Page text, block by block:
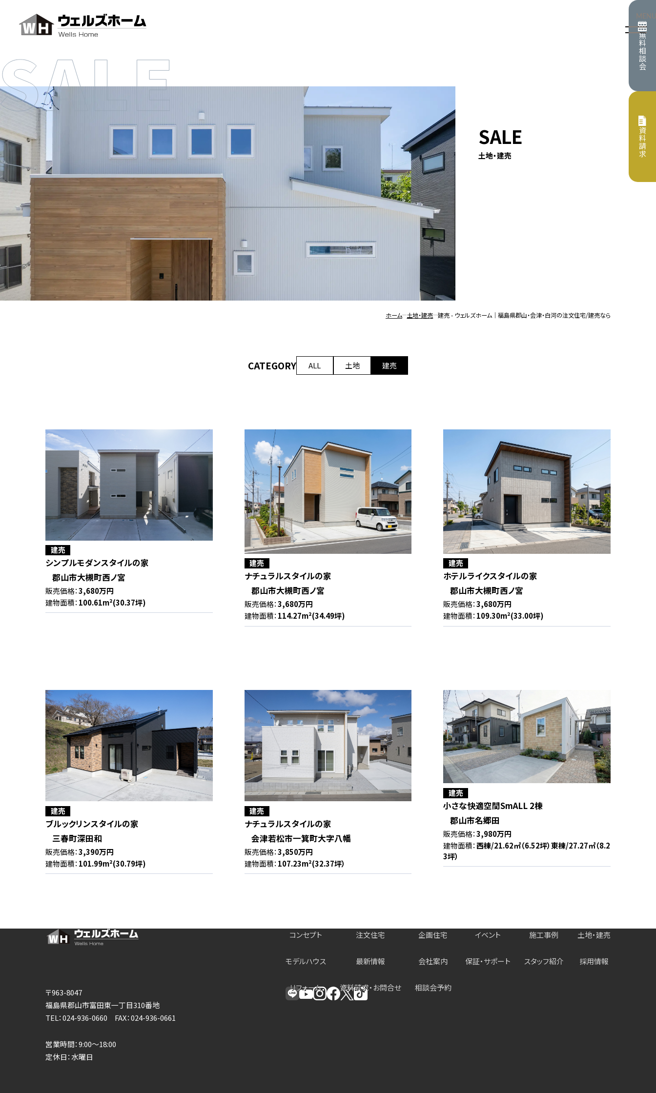
最新情報
おすすめの記事
お知らせ
コンセプト 保証・サポート
注文住宅
企画住宅
SmALL
土地・建売
会社案内
無料相談会を予約する
Instagramから問い合わせ
フリーダイヤル
プライバシーポリシー
無
料
相
談
会
資
料
請
求
SALE
土地・建売
ホーム 土地・建売 建売 - ウェルズホーム｜福島県郡山・会津・白河の注文住宅/建売なら
CATEGORY ALL 土地 建売
建売
シンプルモダンスタイルの家
郡山市大槻町西ノ宮
販売価格：3,680万円
建物面積： 100.61m²(30.37坪)
建売
ナチュラルスタイルの家
郡山市大槻町西ノ宮
販売価格：3,680万円
建物面積： 114.27m²(34.49坪)
建売
ホテルライクスタイルの家
郡山市大槻町西ノ宮
販売価格：3,680万円
建物面積： 109.30m²(33.00坪)
建売
ブルックリンスタイルの家
三春町深田和
販売価格：3,390万円
建物面積： 101.99m²(30.79坪)
建売
ナチュラルスタイルの家
会津若松市一箕町大字八幡
販売価格：3,850万円
建物面積： 107.23m²(32.37坪）
建売
小さな快適空間SmALL 2棟
郡山市名郷田
販売価格：3,980万円
建物面積： 西棟/21.62㎡（6.52坪）東棟/27.27㎡（8.2
3坪）
〒963-8047
福島県郡山市富田東一丁目310番地
TEL：024-936-0660 FAX：024-936-0661
営業時間：9:00～18:00
定休日：水曜日
コンセプト 注文住宅 企画住宅 イベント 施工事例 土地・建売
モデルハウス 最新情報 会社案内 保証・サポート スタッフ紹介 採用情報
リフォーム 資料請求・お問合せ 相談会予約